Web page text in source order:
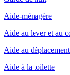
Aide-ménagère
Aide au lever et au
Aide au
Aide à la toilette